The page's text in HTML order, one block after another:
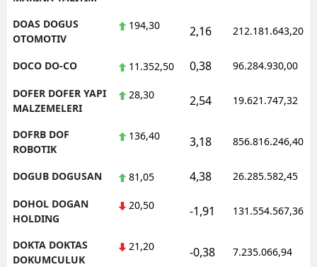
DOAS DOGUS
OTOMOTIV
194,30 2,16 212.181.643,20
DOCO DO-CO 11.352,50 0,38 96.284.930,00
DOFER DOFER YAPI
MALZEMELERI
28,30 2,54 19.621.747,32
DOFRB DOF
ROBOTIK
136,40 3,18 856.816.246,40
DOGUB DOGUSAN 81,05 4,38 26.285.582,45
DOHOL DOGAN
HOLDING
20,50 -1,91 131.554.567,36
DOKTA DOKTAS
DOKUMCULUK
21,20 -0,38 7.235.066,94